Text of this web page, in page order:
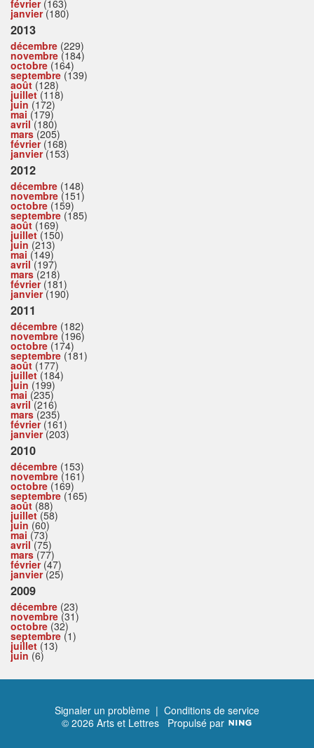
février(163)
janvier(180)
2013
décembre (229)
novembre (184)
octobre (164)
septembre (139)
août (128)
juillet(118)
juin (172)
mai (179)
avril(180)
mars(205)
février(168)
janvier(153)
2012
décembre (148)
novembre (151)
octobre (159)
septembre (185)
août (169)
juillet(150)
juin (213)
mai (149)
avril(197)
mars(218)
février(181)
janvier(190)
2011
décembre (182)
novembre (196)
octobre (174)
septembre (181)
août (177)
juillet(184)
juin (199)
mai (235)
avril(216)
mars(235)
février(161)
janvier(203)
2010
décembre (153)
novembre (161)
octobre (169)
septembre (165)
août (88)
juillet(58)
juin (60)
mai (73)
avril(75)
mars(77)
février(47)
janvier(25)
2009
décembre (23)
novembre (31)
octobre (32)
septembre (1)
juillet (13)
juin (6)
Signaler un problème | Conditions de service
© 2026 Arts et Lettres Propulsé par